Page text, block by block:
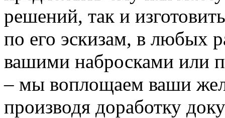
решений, так и
по его эскизам, в любых
вашими набросками или
– мы воплощаем ваши
производя доработку